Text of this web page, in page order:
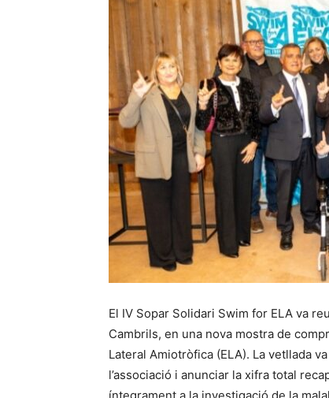
El IV Sopar Solidari Swim for ELA va
Cambrils, en una nova mostra de
Lateral Amiotròfica (ELA). La vetllada
l’associació i anunciar la xifra total